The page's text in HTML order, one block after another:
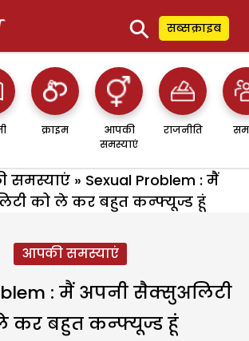
⚲ सब्सक्राइब
क्राइम
आपकी
समस्याएं
राजनीति
समस्याएं » Sexual Problem : मैं
को ले कर बहुत कन्फ्यूज्ड हूं
आपकी समस्याएं
: मैं अपनी सैक्सुअलिटी
कर बहुत कन्फ्यूज्ड हूं